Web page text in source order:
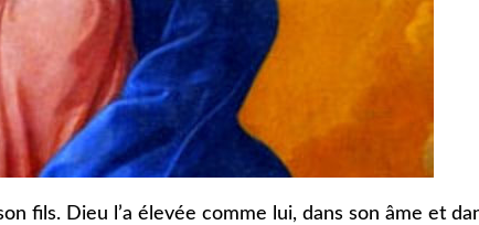
fils. Dieu l’a élevée comme lui, dans son âme et